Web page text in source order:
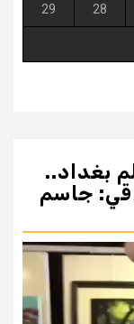
28
29
بغداد..
جاسم